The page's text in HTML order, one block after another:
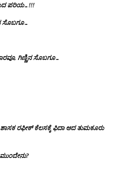
ಪರಿಯ…!!!
ಸೊಬಗೂ…
ಗಿಣ್ಣಿನ ಸೊಬಗೂ…
ರಫೀಕ್ ಕೆಲಸಕ್ಕೆ ಫಿದಾ ಆದ ತುಮಕೂರು